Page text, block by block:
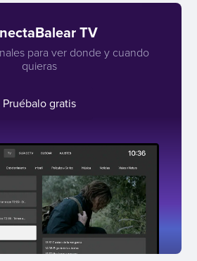
TV
para ver donde y cuando
quieras
Pruébalo gratis